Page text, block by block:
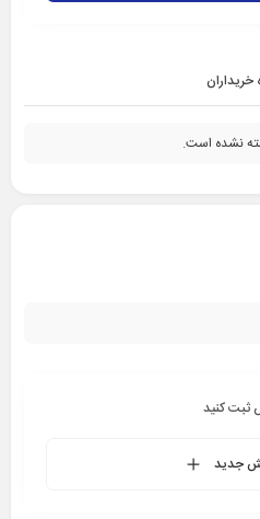
خریداران
نشده است.
ثبت کنید
جدید